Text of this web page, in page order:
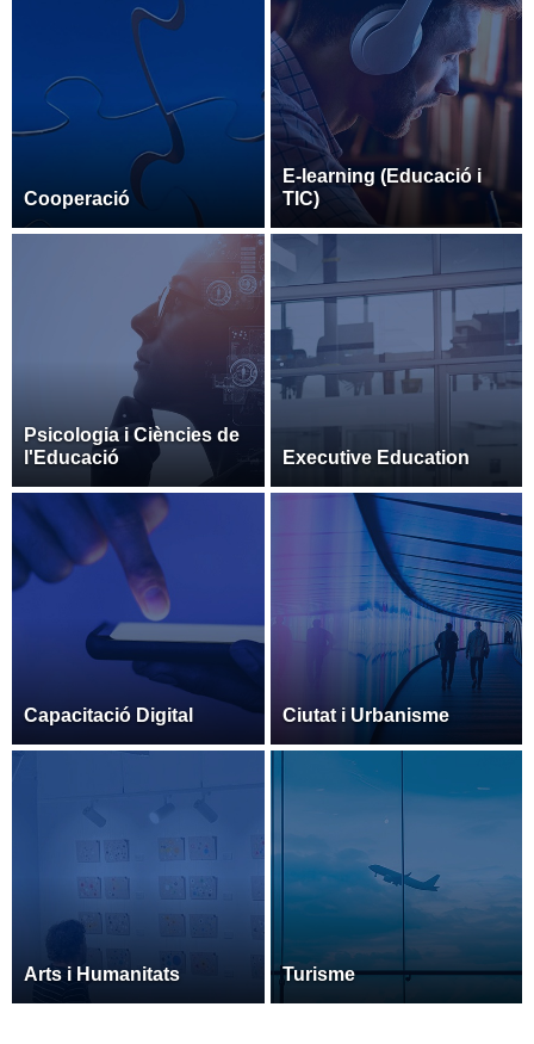
Cooperació
E-learning (Educació i
TIC)
Psicologia i Ciències de
l'Educació
Executive Education
Capacitació Digital Ciutat i Urbanisme
Arts i Humanitats Turisme